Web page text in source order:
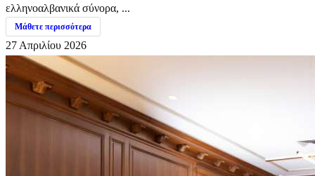
ελληνοαλβανικά σύνορα, ...
Μάθετε περισσότερα
27 Απριλίου 2026